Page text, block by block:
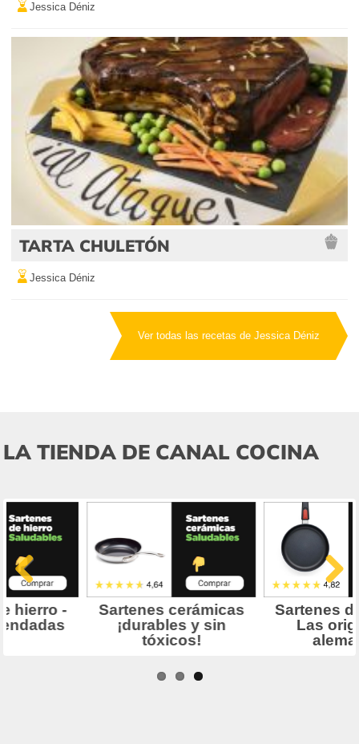
Jessica Déniz
TARTA CHULETÓN
Jessica Déniz
Ver todas las recetas de Jessica Déniz
LA TIENDA DE CANAL COCINA